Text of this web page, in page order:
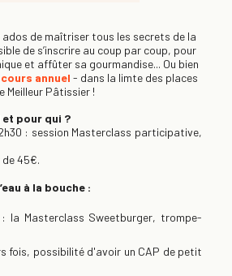
de maîtriser tous les secrets de la
de s’inscrire au coup par coup, pour
et affûter sa gourmandise... Ou bien
annuel - dans la limte des places
Meilleur Pâtissier !
et pour qui ?
: session Masterclass participative,
de 45€.
à la bouche :
la Masterclass Sweetburger, trompe-
fois, possibilité d'avoir un CAP de petit